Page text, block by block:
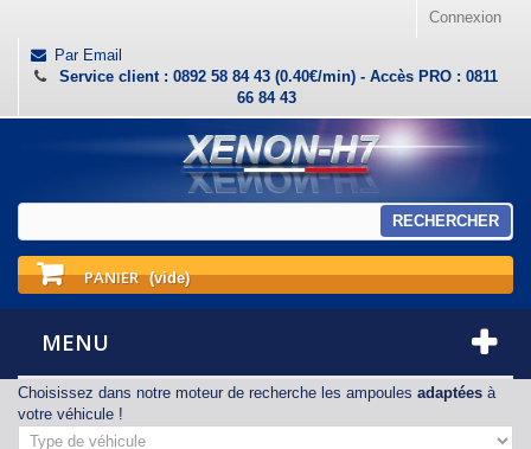
Connexion
Par Email
Service client : 0892 58 84 43 (0.40€/min) - Accès PRO : 0811
66 84 43
RECHERCHER
PANIER (vide)
MENU
Choisissez dans notre moteur de recherche les ampoules adaptées à
votre véhicule !